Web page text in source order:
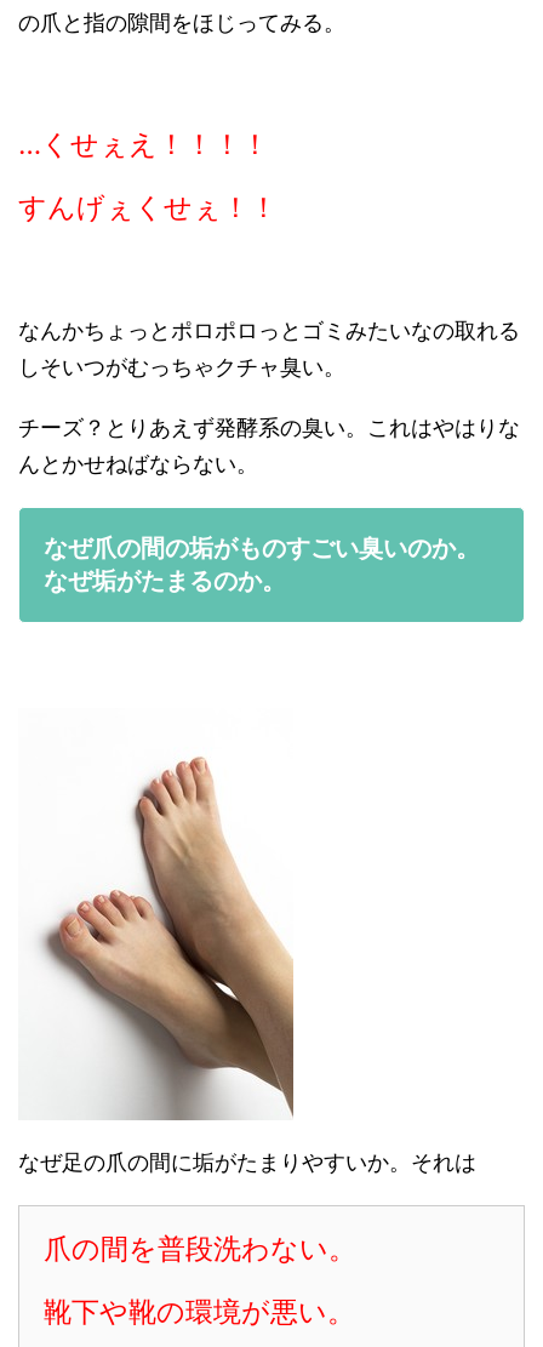
の爪と指の隙間をほじってみる。
…くせぇえ！！！！
すんげぇくせぇ！！
なんかちょっとポロポロっとゴミみたいなの取れる
しそいつがむっちゃクチャ臭い。
チーズ？とりあえず発酵系の臭い。これはやはりな
んとかせねばならない。
なぜ爪の間の垢がものすごい臭いのか。
なぜ垢がたまるのか。
なぜ足の爪の間に垢がたまりやすいか。それは
爪の間を普段洗わない。
靴下や靴の環境が悪い。